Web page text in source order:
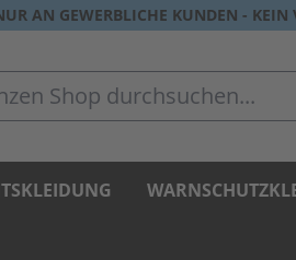
AN GEWERBLICHE KUNDEN - KEIN
Shop durchsuchen...